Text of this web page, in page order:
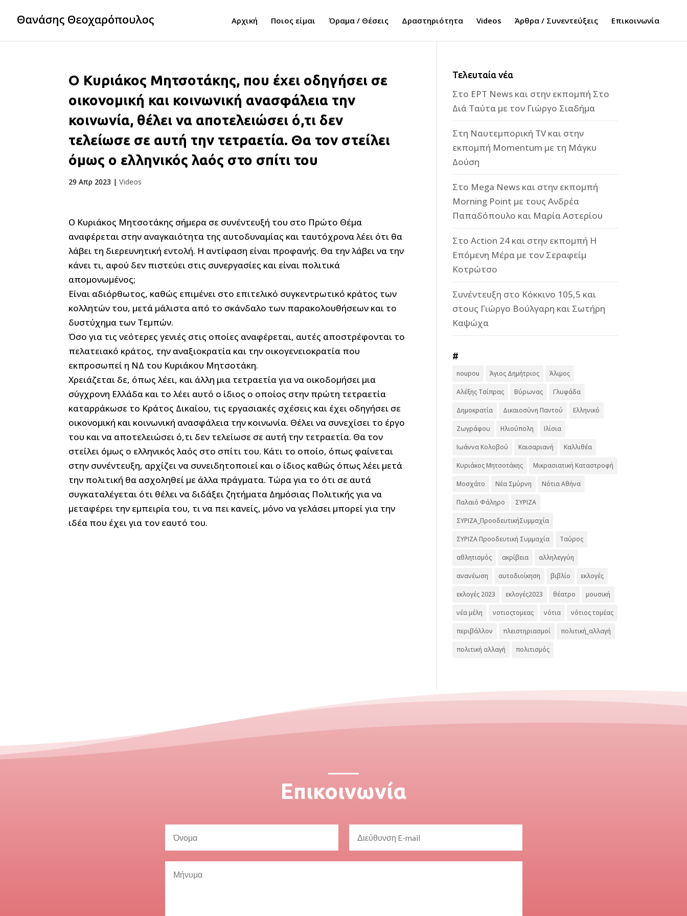
Αρχική Ποιος είμαι Όραμα / Θέσεις Δραστηριότητα Videos Άρθρα / Συνεντεύξεις Επικοινωνία
Ο Κυριάκος Μητσοτάκης, που έχει οδηγήσει σε
οικονομική και κοινωνική ανασφάλεια την
κοινωνία, θέλει να αποτελειώσει ό,τι δεν
τελείωσε σε αυτή την τετραετία. Θα τον στείλει
όμως ο ελληνικός λαός στο σπίτι του
29 Απρ 2023 |Videos
Ο Κυριάκος Μητσοτάκης σήμερα σε συνέντευξή του στο Πρώτο Θέμα
αναφέρεται στην αναγκαιότητα της αυτοδυναμίας και ταυτόχρονα λέει ότι θα
λάβει τη διερευνητική εντολή. Η αντίφαση είναι προφανής. Θα την λάβει να την
κάνει τι, αφού δεν πιστεύει στις συνεργασίες και είναι πολιτικά
απομονωμένος;
Είναι αδιόρθωτος, καθώς επιμένει στο επιτελικό συγκεντρωτικό κράτος των
κολλητών του, μετά μάλιστα από το σκάνδαλο των παρακολουθήσεων και το
δυστύχημα των Τεμπών.
Όσο για τις νεότερες γενιές στις οποίες αναφέρεται, αυτές αποστρέφονται το
πελατειακό κράτος, την αναξιοκρατία και την οικογενειοκρατία που
εκπροσωπεί η ΝΔ του Κυριάκου Μητσοτάκη.
Χρειάζεται δε, όπως λέει, και άλλη μια τετραετία για να οικοδομήσει μια
σύγχρονη Ελλάδα και το λέει αυτό ο ίδιος ο οποίος στην πρώτη τετραετία
καταρράκωσε το Κράτος Δικαίου, τις εργασιακές σχέσεις και έχει οδηγήσει σε
οικονομική και κοινωνική ανασφάλεια την κοινωνία. Θέλει να συνεχίσει το έργο
του και να αποτελειώσει ό,τι δεν τελείωσε σε αυτή την τετραετία. Θα τον
στείλει όμως ο ελληνικός λαός στο σπίτι του. Κάτι το οποίο, όπως φαίνεται
στην συνέντευξη, αρχίζει να συνειδητοποιεί και ο ίδιος καθώς όπως λέει μετά
την πολιτική θα ασχοληθεί με άλλα πράγματα. Τώρα για το ότι σε αυτά
συγκαταλέγεται ότι θέλει να διδάξει ζητήματα Δημόσιας Πολιτικής για να
μεταφέρει την εμπειρία του, τι να πει κανείς, μόνο να γελάσει μπορεί για την
ιδέα που έχει για τον εαυτό του.
Τελευταία νέα
Στο ΕΡΤ News και στην εκπομπή Στο
Διά Ταύτα με τον Γιώργο Σιαδήμα
Στη Ναυτεμπορική TV και στην
εκπομπή Momentum με τη Μάγκυ
Δούση
Στο Mega News και στην εκπομπή
Morning Point με τους Ανδρέα
Παπαδόπουλο και Μαρία Αστερίου
Στο Action 24 και στην εκπομπή Η
Επόμενη Μέρα με τον Σεραφείμ
Κοτρώτσο
Συνέντευξη στο Κόκκινο 105,5 και
στους Γιώργο Βούλγαρη και Σωτήρη
Καψώχα
#
noupou Άγιος Δημήτριος Άλιμος
Αλέξης Τσίπρας Βύρωνας Γλυφάδα
Δημοκρατία Δικαιοσύνη Παντού Ελληνικό
Ζωγράφου Ηλιούπολη Ιλίσια
Ιωάννα Κολοβού Καισαριανή Καλλιθέα
Κυριάκος Μητσοτάκης Μικρασιατική Καταστροφή
Μοσχάτο Νέα Σμύρνη Νότια Αθήνα
Παλαιό Φάληρο ΣΥΡΙΖΑ
ΣΥΡΙΖΑ_ΠροοδευτικήΣυμμαχία
ΣΥΡΙΖΑ Προοδευτική Συμμαχία Ταύρος
αθλητισμός ακρίβεια αλληλεγγύη
ανανέωση αυτοδιοίκηση βιβλίο εκλογές
εκλογές 2023 εκλογές2023 θέατρο μουσική
νέα μέλη νοτιοςτομεας νότια νότιος τομέας
περιβάλλον πλειστηριασμοί πολιτική_αλλαγή
πολιτική αλλαγή πολιτισμός
Επικοινωνία